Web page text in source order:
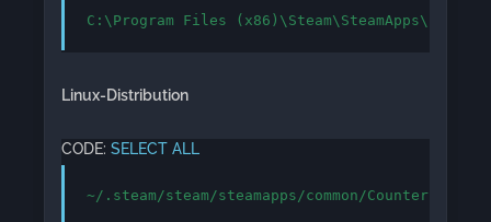
C:\Program Files
Linux-Distribution
CODE: SELECT ALL
~/.steam/steam/steamapps/common/Counter-